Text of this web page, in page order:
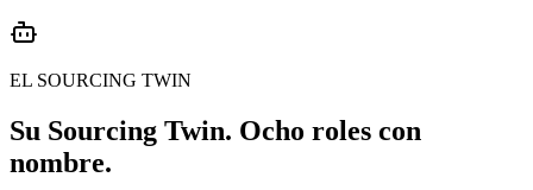
EL SOURCING TWIN
Su Sourcing Twin. Ocho roles con
nombre.